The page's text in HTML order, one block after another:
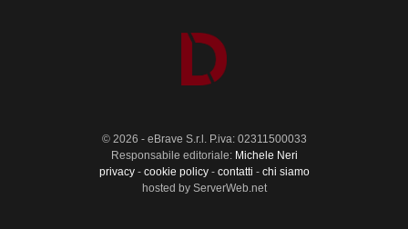
© 2026 - eBrave S.r.l. P.iva: 02311500033
Responsabile editoriale: Michele Neri
privacy- cookie policy- contatti - chi siamo
hosted by ServerWeb.net